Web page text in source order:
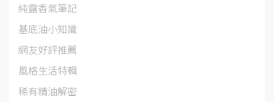
純露香氣筆記
基底油小知識
網友好評推薦
風格生活特輯
稀有精油解密